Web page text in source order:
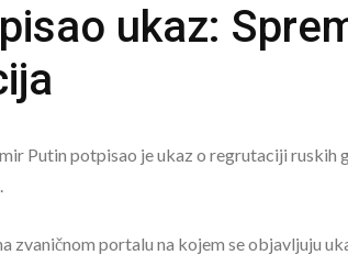
ukaz:
Putin potpisao je ukaz o regrutaciji ruskih
zvaničnom portalu na kojem se objavljuju